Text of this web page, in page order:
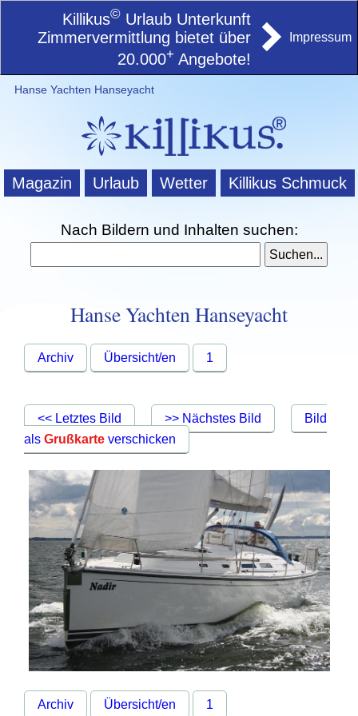
Killikus© Urlaub Unterkunft
Zimmervermittlung bietet über
20.000+ Angebote!
Impressum
Hanse Yachten Hanseyacht
Magazin Urlaub Wetter Killikus Schmuck
Nach Bildern und Inhalten suchen:
Hanse Yachten Hanseyacht
Archiv Übersicht/en 1
<< Letztes Bild >> Nächstes Bild
Bild
alsGrußkarte verschicken
Archiv Übersicht/en 1